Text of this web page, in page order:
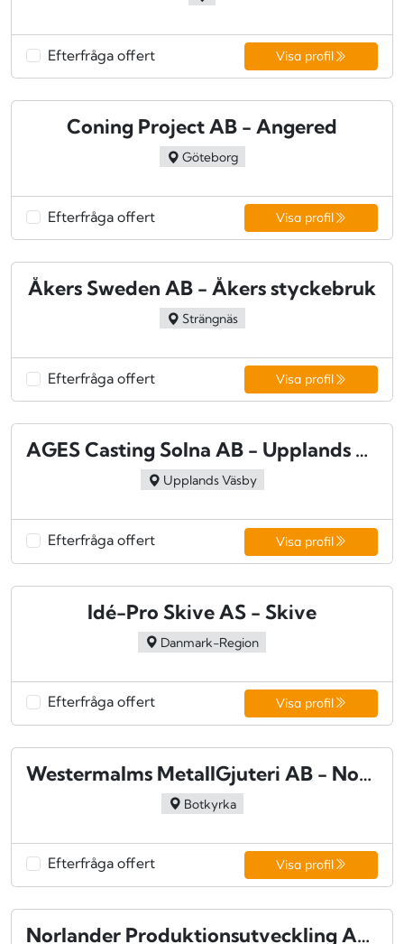
Efterfråga offert Visa profil
Coning Project AB - Angered
Göteborg
Efterfråga offert Visa profil
Åkers Sweden AB - Åkers styckebruk
Strängnäs
Efterfråga offert Visa profil
AGES Casting Solna AB - Upplands väsby
Upplands Väsby
Efterfråga offert Visa profil
Idé-Pro Skive AS - Skive
Danmark-Region
Efterfråga offert Visa profil
Westermalms MetallGjuteri AB - Norsborg
Botkyrka
Efterfråga offert Visa profil
Norlander Produktionsutveckling AB - Falun